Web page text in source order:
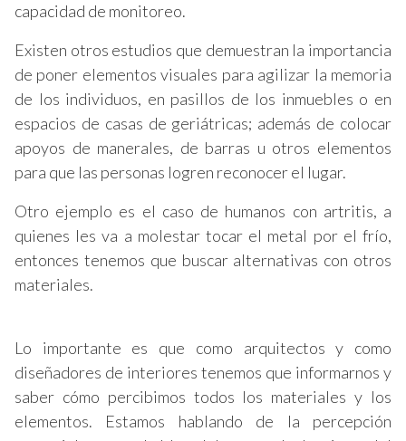
capacidad de monitoreo.
Existen otros estudios que demuestran la importancia
de poner elementos visuales para agilizar la memoria
de los individuos, en pasillos de los inmuebles o en
espacios de casas de geriátricas; además de colocar
apoyos de manerales, de barras u otros elementos
para que las personas logren reconocer el lugar.
Otro ejemplo es el caso de humanos con artritis, a
quienes les va a molestar tocar el metal por el frío,
entonces tenemos que buscar alternativas con otros
materiales.
Lo importante es que como arquitectos y como
diseñadores de interiores tenemos que informarnos y
saber cómo percibimos todos los materiales y los
elementos. Estamos hablando de la percepción